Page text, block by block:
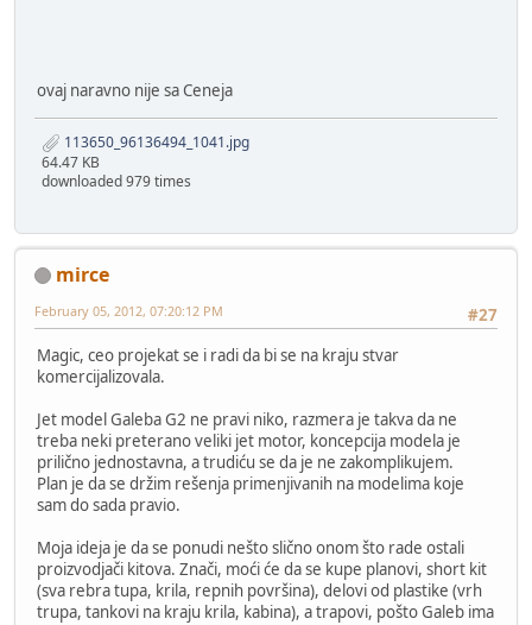
ovaj naravno nije sa Ceneja
113650_96136494_1041.jpg
64.47 KB
downloaded 979 times
mirce
#27
February 05, 2012, 07:20:12 PM
Magic, ceo projekat se i radi da bi se na kraju stvar
komercijalizovala.
Jet model Galeba G2 ne pravi niko, razmera je takva da ne
treba neki preterano veliki jet motor, koncepcija modela je
prilično jednostavna, a trudiću se da je ne zakomplikujem.
Plan je da se držim rešenja primenjivanih na modelima koje
sam do sada pravio.
Moja ideja je da se ponudi nešto slično onom što rade ostali
proizvodjači kitova. Znači, moći će da se kupe planovi, short kit
(sva rebra tupa, krila, repnih površina), delovi od plastike (vrh
trupa, tankovi na kraju krila, kabina), a trapovi, pošto Galeb ima